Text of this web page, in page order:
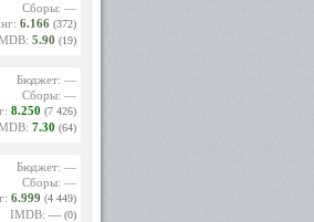
Сборы: —
6.166 (372)
5.90 (19)
Бюджет: —
Сборы: —
8.250 (7 426)
7.30 (64)
Бюджет: —
Сборы: —
6.999 (4 449)
IMDB: — (0)